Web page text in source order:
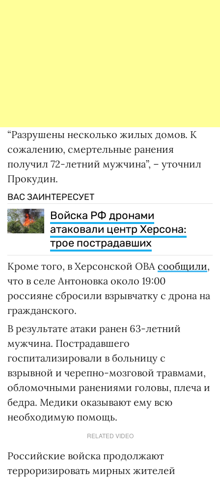
“Разрушены несколько жилых домов. К
сожалению, смертельные ранения
получил 72-летний мужчина”, – уточнил
Прокудин.
ВАС ЗАИНТЕРЕСУЕТ
Войска РФ дронами
атаковали центр Херсона:
трое пострадавших
Кроме того, в Херсонской ОВА сообщили,
что в селе Антоновка около 19:00
россияне сбросили взрывчатку с дрона на
гражданского.
В результате атаки ранен 63-летний
мужчина. Пострадавшего
госпитализировали в больницу с
взрывной и черепно-мозговой травмами,
обломочными ранениями головы, плеча и
бедра. Медики оказывают ему всю
необходимую помощь.
RELATED VIDEO
Российские войска продолжают
терроризировать мирных жителей